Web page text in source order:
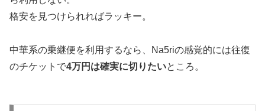
格安を見つけられればラッキー。
中華系の乗継便を利用するなら、Na5riの感覚的には往復
のチケットで4万円は確実に切りたいところ。